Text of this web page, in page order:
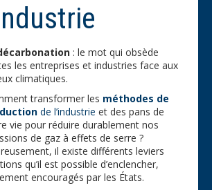
: le mot qui obsède
les entreprises et industries face aux
climatiques.
transformer les méthodes de
de l’industrie et des pans de
vie pour réduire durablement nos
de gaz à effets de serre ?
il existe différents leviers
qu’il est possible d’enclencher,
encouragés par les États.